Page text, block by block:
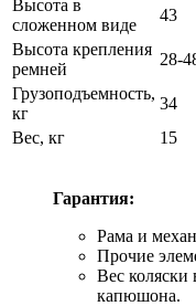
Высота в
сложенном виде
43
Высота крепления
ремней
28-
Грузоподъемность,
кг
34
Вес, кг
15
Гарантия:
Рама и
Прочие
Вес коляски
капюшона.